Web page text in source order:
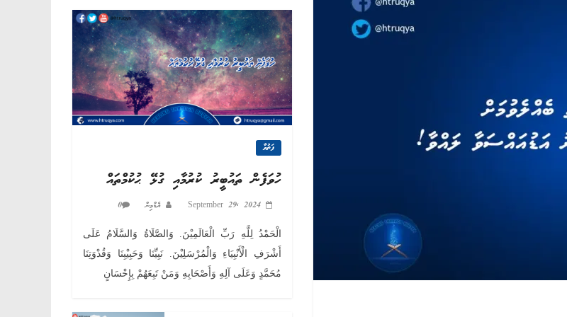
ފަތުވާ
ހުވަފެން ތައުބީރު ކުރުމާއި ގުޅޭ ޙުކުމްތައް
September 29, 2024 އެޑްމިން 0
الْحَمْدُ لِلَّهِ رَبِّ الْعَالَمِيْنَ. وَالصَّلَاةُ وَالسَّلَامُ عَلَى
أَشْرَفِ الْأَنْبِيَاءِ وَالْمُرْسَلِيْنَ. نَبِيِّنَا وَحَبِيْبِنَا وَقُدْوَتِنَا
مُحَمَّدٍ وَعَلَى آلِهِ وَأَصْحَابِهِ وَمَنْ تَبِعَهُمْ بِإِحْسَانٍ